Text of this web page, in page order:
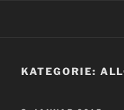
KATEGORIE: